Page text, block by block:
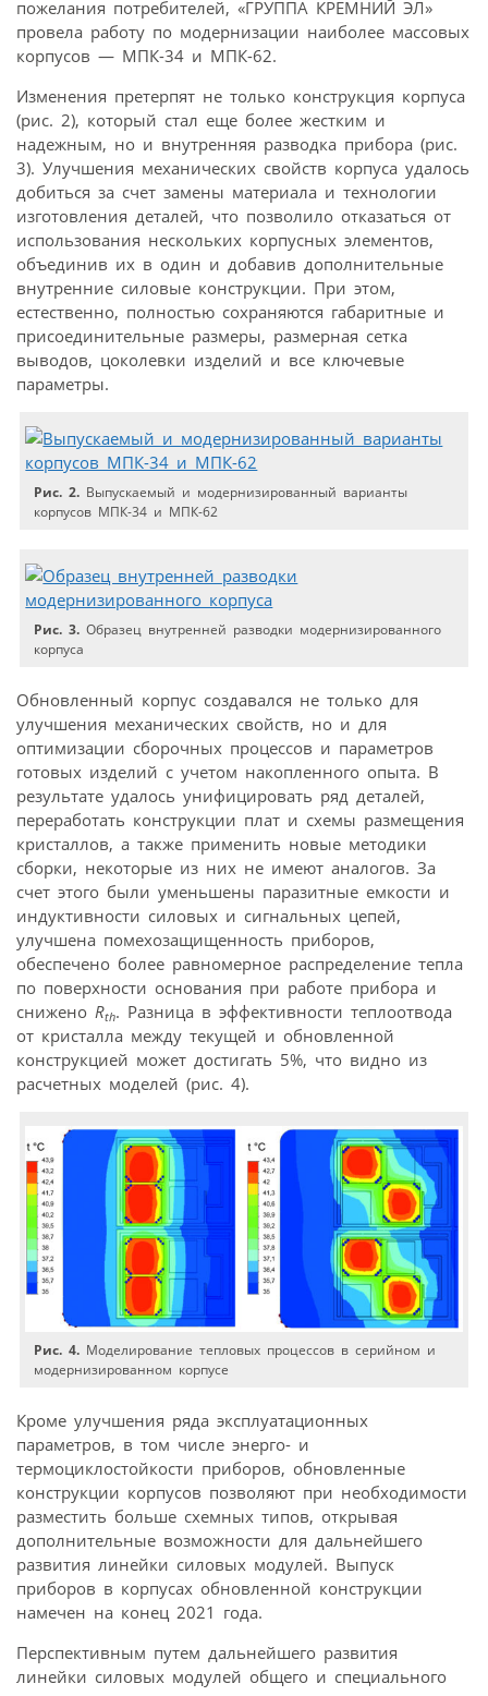
пожелания потребителей, «ГРУППА КРЕМНИЙ ЭЛ»
провела работу по модернизации наиболее массовых
корпусов — МПК-34 и МПК-62.
Изменения претерпят не только конструкция корпуса
(рис. 2), который стал еще более жестким и
надежным, но и внутренняя разводка прибора (рис.
3). Улучшения механических свойств корпуса удалось
добиться за счет замены материала и технологии
изготовления деталей, что позволило отказаться от
использования нескольких корпусных элементов,
объединив их в один и добавив дополнительные
внутренние силовые конструкции. При этом,
естественно, полностью сохраняются габаритные и
присоединительные размеры, размерная сетка
выводов, цоколевки изделий и все ключевые
параметры.
Рис. 2. Выпускаемый и модернизированный варианты
корпусов МПК-34 и МПК-62
Рис. 3. Образец внутренней разводки модернизированного
корпуса
Обновленный корпус создавался не только для
улучшения механических свойств, но и для
оптимизации сборочных процессов и параметров
готовых изделий с учетом накопленного опыта. В
результате удалось унифицировать ряд деталей,
переработать конструкции плат и схемы размещения
кристаллов, а также применить новые методики
сборки, некоторые из них не имеют аналогов. За
счет этого были уменьшены паразитные емкости и
индуктивности силовых и сигнальных цепей,
улучшена помехозащищенность приборов,
обеспечено более равномерное распределение тепла
по поверхности основания при работе прибора и
снижено Rth. Разница в эффективности теплоотвода
от кристалла между текущей и обновленной
конструкцией может достигать 5%, что видно из
расчетных моделей (рис. 4).
Рис. 4. Моделирование тепловых процессов в серийном и
модернизированном корпусе
Кроме улучшения ряда эксплуатационных
параметров, в том числе энерго- и
термоциклостойкости приборов, обновленные
конструкции корпусов позволяют при необходимости
разместить больше схемных типов, открывая
дополнительные возможности для дальнейшего
развития линейки силовых модулей. Выпуск
приборов в корпусах обновленной конструкции
намечен на конец 2021 года.
Перспективным путем дальнейшего развития
линейки силовых модулей общего и специального